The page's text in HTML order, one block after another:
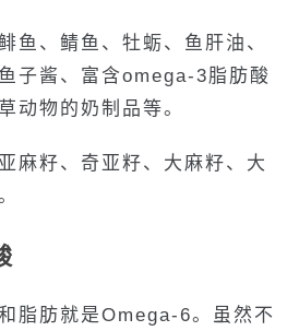
鱼、鲭鱼、牡蛎、鱼肝油、
子酱、富含omega-3脂肪酸
动物的奶制品等。
麻籽、奇亚籽、大麻籽、大
脂肪就是Omega-6。虽然不